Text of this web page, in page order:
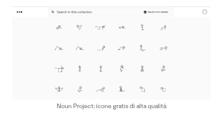
Noun Project: icone gratis di alta qualità